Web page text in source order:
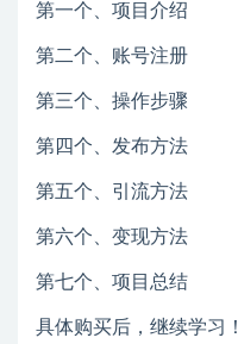
第一个、项目介绍
第二个、账号注册
第三个、操作步骤
第四个、发布方法
第五个、引流方法
第六个、变现方法
第七个、项目总结
具体购买后，继续学习！